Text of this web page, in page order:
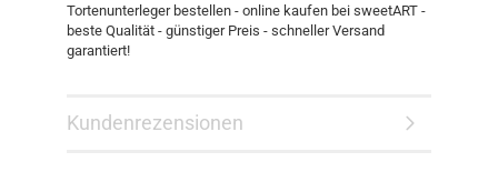
Tortenunterleger bestellen - online kaufen bei sweetART -
beste Qualität - günstiger Preis - schneller Versand
garantiert!
Kundenrezensionen